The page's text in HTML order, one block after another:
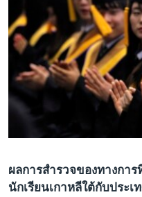
ค้นหา
ไลฟ์สไตล์
ตรวจสอบข่าว
เรียนรู้ภาษาอังกฤษ
พอดคาสต์
ติดตามเรา
เลือกภาษา
ผลการสำรวจของทางกา
นักเรียนเกาหลีใต้กับประ